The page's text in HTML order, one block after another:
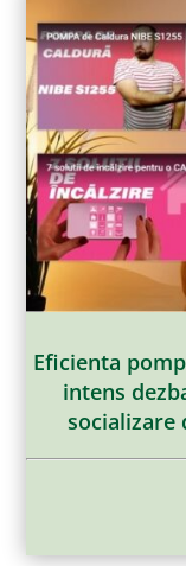
Eficienta
intens
socializare